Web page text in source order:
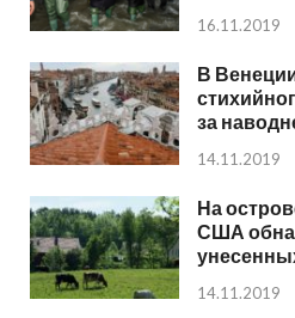
16.11.2019
В
за
14.11.2019
На
США
14.11.2019